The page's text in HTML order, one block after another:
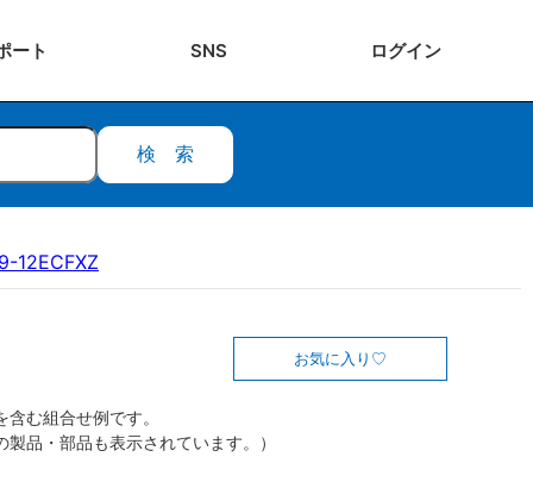
ート SNS ログイン
検索
12ECFXZ
お気に入り
む組合せ例です。
製品・部品も表示されています。）